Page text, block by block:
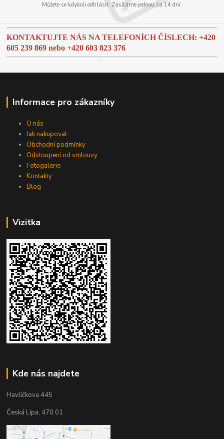
Můžete se kdykoli odhlásit. Zasíláme jednou za 14 dní.
KONTAKTUJTE NÁS NA TELEFONÍCH ČÍSLECH: +420
605 239 869 nebo+420 603 823 376
Informace pro zákazníky
O nás
Jak nakupovat
Obchodní podmínky
Odstoupení od smlouvy
Fotogalerie
Kontakty
Blog
Vizitka
Kde nás najdete
Havlíčkova 445
Česká Lípa, 470 01